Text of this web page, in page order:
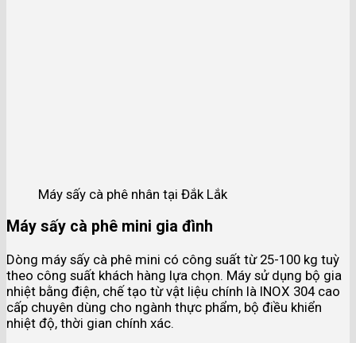
Máy sấy cà phê nhân tại Đắk Lắk
Máy sấy cà phê mini gia đình
Dòng máy sấy cà phê mini có công suất từ 25-100 kg tuỳ
theo công suất khách hàng lựa chọn. Máy sử dụng bộ gia
nhiệt bằng điện, chế tạo từ vật liệu chính là INOX 304 cao
cấp chuyên dùng cho ngành thực phẩm, bộ điều khiển
nhiệt độ, thời gian chính xác.